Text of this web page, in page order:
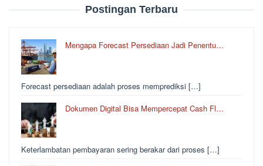
Postingan Terbaru
Mengapa Forecast Persediaan Jadi Penentu…
Forecast persediaan adalah proses memprediksi […]
Dokumen Digital Bisa Mempercepat Cash Fl…
Keterlambatan pembayaran sering berakar dari proses […]